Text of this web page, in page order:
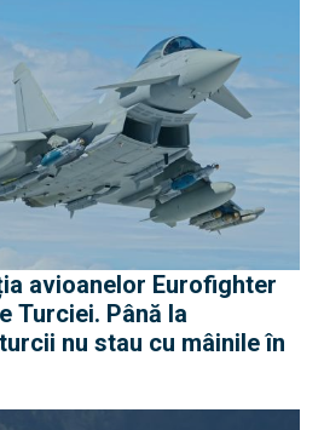
avioanelor Eurofighter
Turciei. Până la
nu stau cu mâinile în